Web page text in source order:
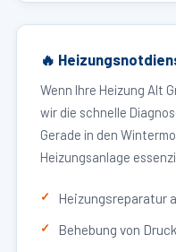
🔥
Wenn Ihre Heizung Alt
wir die schnelle
Gerade in den
Heizungsanlage
Heizungsreparatur
Behebung von